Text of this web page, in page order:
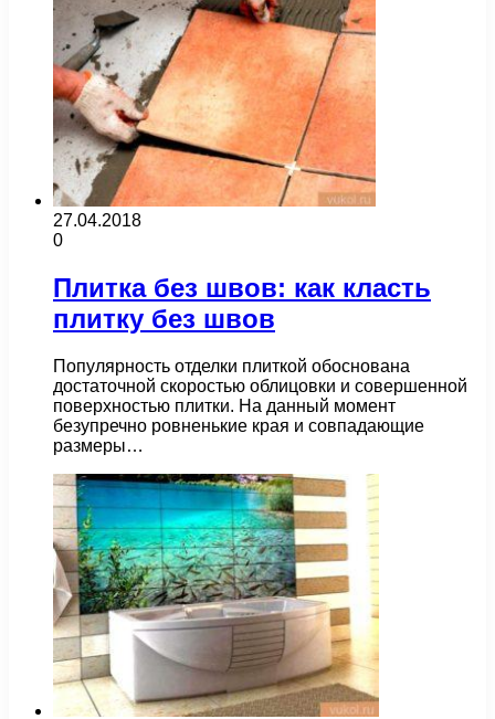
27.04.2018
0
Плитка без швов: как класть
плитку без швов
Популярность отделки плиткой обоснована
достаточной скоростью облицовки и совершенной
поверхностью плитки. На данный момент
безупречно ровненькие края и совпадающие
размеры…